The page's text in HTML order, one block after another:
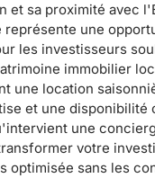
et sa proximité avec
représente une
les investisseurs
immobilier
une location
et une disponibilité
une
votre
optimisée sans les